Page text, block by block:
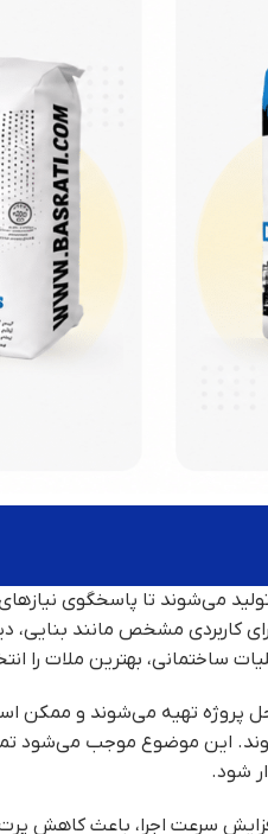
می‌شوند تا پاسخگوی
کاربردی مشخص مانند بنایی،
ساختمانی، بهترین ملات را
پروژه تهیه می‌شوند و ممکن
این موضوع موجب می‌شود
شود.
افزایش سرعت اجرا، باعث